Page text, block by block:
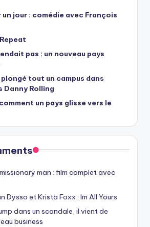
un jour : comédie avec François
pas : un nouveau pays
tout un campus dans
Danny Rolling
un pays glisse vers le
missionary man : film complet avec
Dysso et Krista Foxx : Im All Yours
dans un scandale, il vient de
business